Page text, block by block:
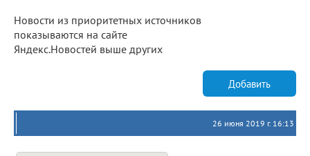
Новости из приоритетных источников
показываются на сайте
Яндекс.Новостей выше других
Добавить
26 июня 2019 г. 16:13